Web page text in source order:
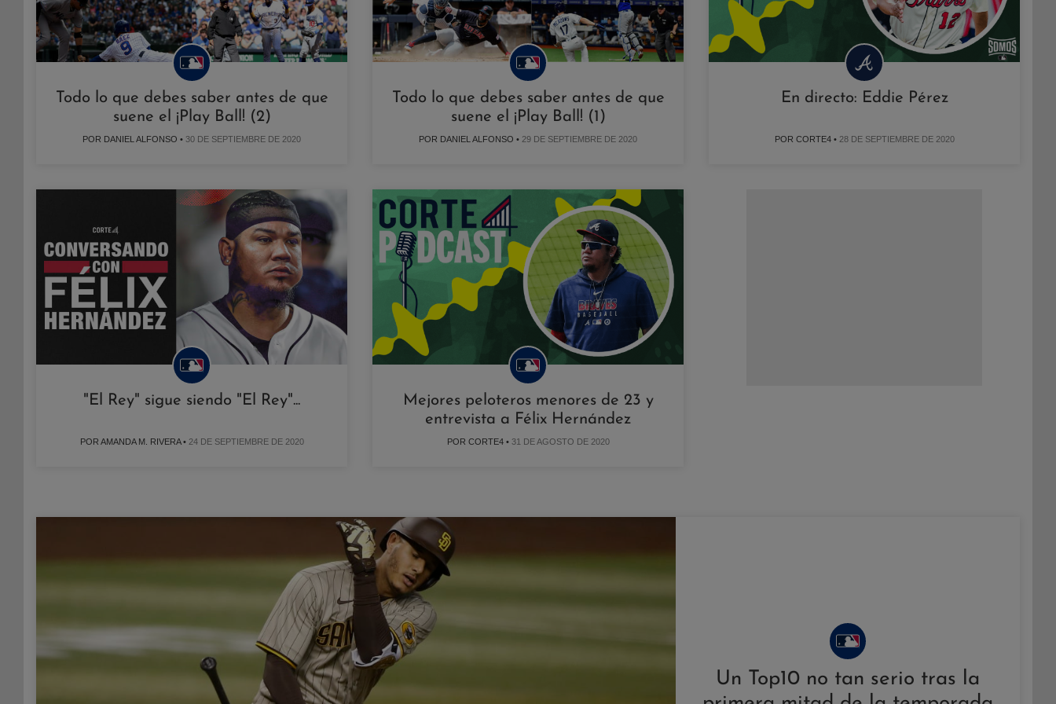
Todo lo que debes saber antes de que
suene el ¡Play Ball! (2)
POR DANIEL ALFONSO • 30 DE SEPTIEMBRE DE 2020
Todo lo que debes saber antes de que
suene el ¡Play Ball! (1)
POR DANIEL ALFONSO • 29 DE SEPTIEMBRE DE 2020
En directo: Eddie Pérez
POR CORTE4 • 28 DE SEPTIEMBRE DE 2020
"El Rey" sigue siendo "El Rey"...
POR AMANDA M. RIVERA • 24 DE SEPTIEMBRE DE 2020
Mejores peloteros menores de 23 y
entrevista a Félix Hernández
POR CORTE4 • 31 DE AGOSTO DE 2020
Un Top10 no tan serio tras la